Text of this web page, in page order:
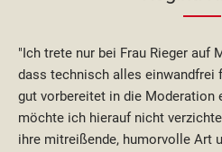
"Ich trete nur bei Frau Rieger auf
dass technisch alles einwandfrei
gut vorbereitet in die
möchte ich hierauf nicht
ihre mitreißende, humorvolle Art